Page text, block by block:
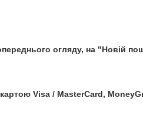
огляду, на "Новій
Visa / MasterCard,